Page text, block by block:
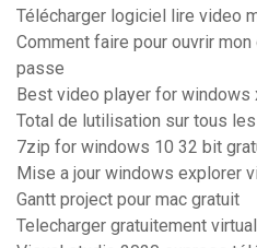
Télécharger logiciel lire video
Comment faire pour ouvrir
passe
Best video player for windows
Total de lutilisation sur tous
7zip for windows 10 32 bit
Mise a jour windows explorer
Gantt project pour mac gratuit
Telecharger gratuitement